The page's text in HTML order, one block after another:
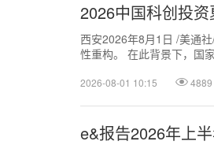
2026中国科创投
西安2026年8月1日 /美通
性重构。 在此背景下，国
2026-08-01 10:15 4889
e&报告2026年上